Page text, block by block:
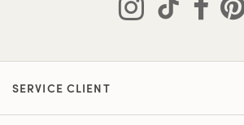
SERVICE CLIENT